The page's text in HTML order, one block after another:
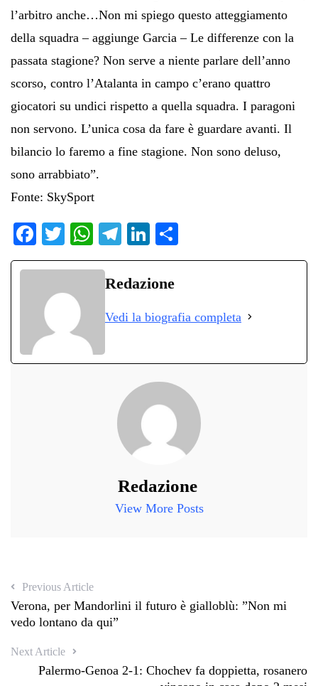
l’arbitro anche…Non mi spiego questo atteggiamento
della squadra – aggiunge Garcia – Le differenze con la
passata stagione? Non serve a niente parlare dell’anno
scorso, contro l’Atalanta in campo c’erano quattro
giocatori su undici rispetto a quella squadra. I paragoni
non servono. L’unica cosa da fare è guardare avanti. Il
bilancio lo faremo a fine stagione. Non sono deluso,
sono arrabbiato”.
Fonte: SkySport
Fa
ce
ok
T
wi
r
W
ha
ts
pp
Te
le
gr
m
Li
nk
ed
on
di
Redazione
Vedi la biografia completa
Redazione
View More Posts
Previous Article
Verona, per Mandorlini il futuro è gialloblù: ”Non mi
vedo lontano da qui”
Next Article
Palermo-Genoa 2-1: Chochev fa doppietta, rosanero